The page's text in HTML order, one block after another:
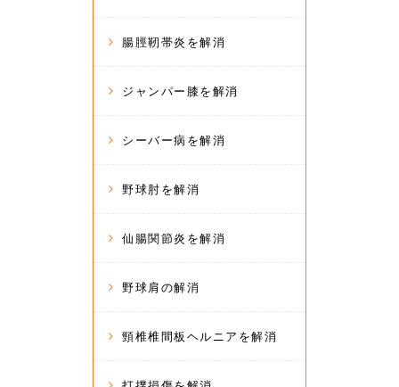
腸脛靭帯炎を解消
ジャンパー膝を解消
シーバー病を解消
野球肘を解消
仙腸関節炎を解消
野球肩の解消
頸椎椎間板ヘルニアを解消